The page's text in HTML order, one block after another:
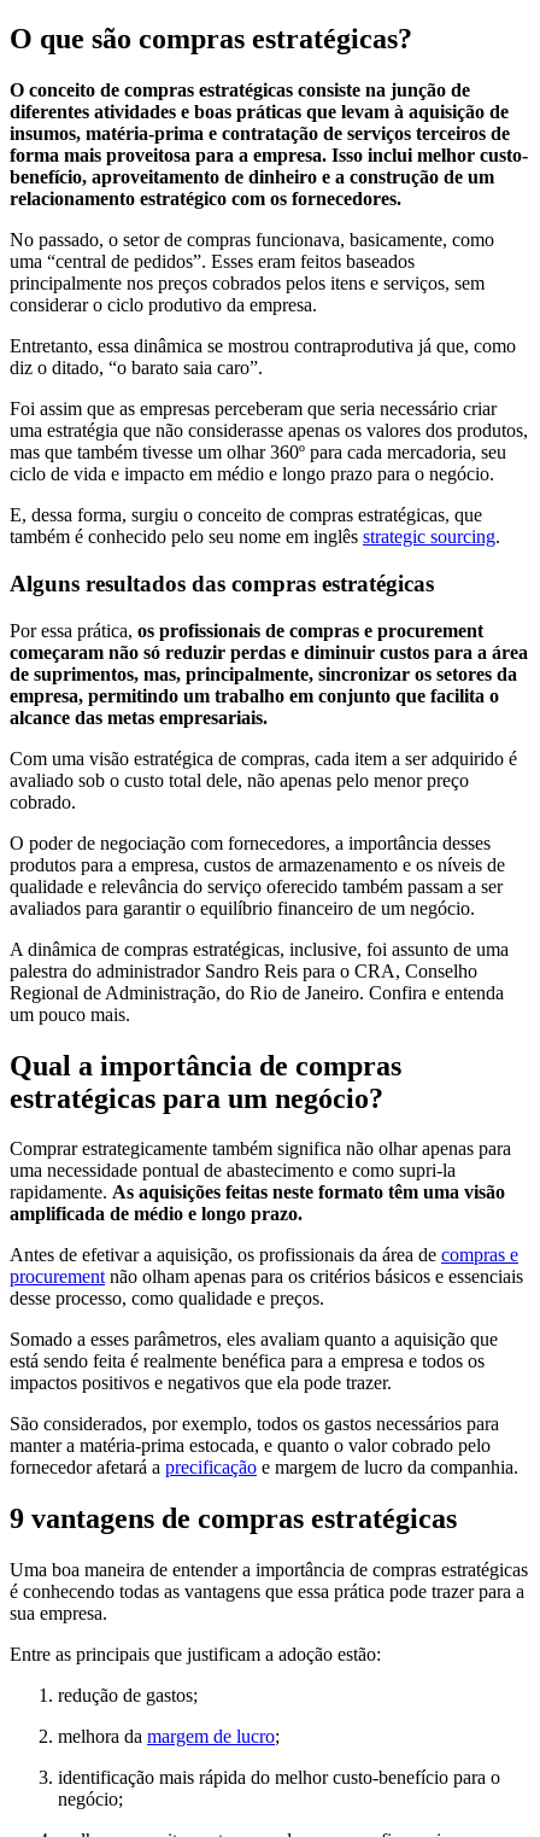
O que são compras estratégicas?
O conceito de compras estratégicas consiste na junção de
diferentes atividades e boas práticas que levam à aquisição de
insumos, matéria-prima e contratação de serviços terceiros de
forma mais proveitosa para a empresa. Isso inclui melhor custo-
benefício, aproveitamento de dinheiro e a construção de um
relacionamento estratégico com os fornecedores.
No passado, o setor de compras funcionava, basicamente, como
uma “central de pedidos”. Esses eram feitos baseados
principalmente nos preços cobrados pelos itens e serviços, sem
considerar o ciclo produtivo da empresa.
Entretanto, essa dinâmica se mostrou contraprodutiva já que, como
diz o ditado, “o barato saia caro”.
Foi assim que as empresas perceberam que seria necessário criar
uma estratégia que não considerasse apenas os valores dos produtos,
mas que também tivesse um olhar 360º para cada mercadoria, seu
ciclo de vida e impacto em médio e longo prazo para o negócio.
E, dessa forma, surgiu o conceito de compras estratégicas, que
também é conhecido pelo seu nome em inglês strategic sourcing.
Alguns resultados das compras estratégicas
Por essa prática, os profissionais de compras e procurement
começaram não só reduzir perdas e diminuir custos para a área
de suprimentos, mas, principalmente, sincronizar os setores da
empresa, permitindo um trabalho em conjunto que facilita o
alcance das metas empresariais.
Com uma visão estratégica de compras, cada item a ser adquirido é
avaliado sob o custo total dele, não apenas pelo menor preço
cobrado.
O poder de negociação com fornecedores, a importância desses
produtos para a empresa, custos de armazenamento e os níveis de
qualidade e relevância do serviço oferecido também passam a ser
avaliados para garantir o equilíbrio financeiro de um negócio.
A dinâmica de compras estratégicas, inclusive, foi assunto de uma
palestra do administrador Sandro Reis para o CRA, Conselho
Regional de Administração, do Rio de Janeiro. Confira e entenda
um pouco mais.
Qual a importância de compras
estratégicas para um negócio?
Comprar estrategicamente também significa não olhar apenas para
uma necessidade pontual de abastecimento e como supri-la
rapidamente. As aquisições feitas neste formato têm uma visão
amplificada de médio e longo prazo.
Antes de efetivar a aquisição, os profissionais da área de compras e
procurementnão olham apenas para os critérios básicos e essenciais
desse processo, como qualidade e preços.
Somado a esses parâmetros, eles avaliam quanto a aquisição que
está sendo feita é realmente benéfica para a empresa e todos os
impactos positivos e negativos que ela pode trazer.
São considerados, por exemplo, todos os gastos necessários para
manter a matéria-prima estocada, e quanto o valor cobrado pelo
fornecedor afetará a precificação e margem de lucro da companhia.
9 vantagens de compras estratégicas
Uma boa maneira de entender a importância de compras estratégicas
é conhecendo todas as vantagens que essa prática pode trazer para a
sua empresa.
Entre as principais que justificam a adoção estão:
redução de gastos;
melhora da margem de lucro;
identificação mais rápida do melhor custo-benefício para o
negócio;